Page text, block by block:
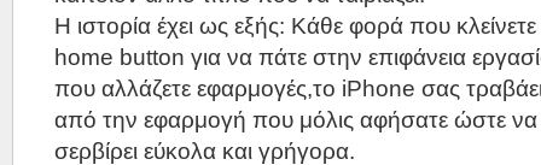
Η ιστορία έχει ως εξής: Κάθε φορά που
home button για να πάτε στην επιφάνεια
που αλλάζετε εφαρμογές,το iPhone σας
από την εφαρμογή που μόλις αφήσατε ώστε να
σερβίρει εύκολα και γρήγορα.